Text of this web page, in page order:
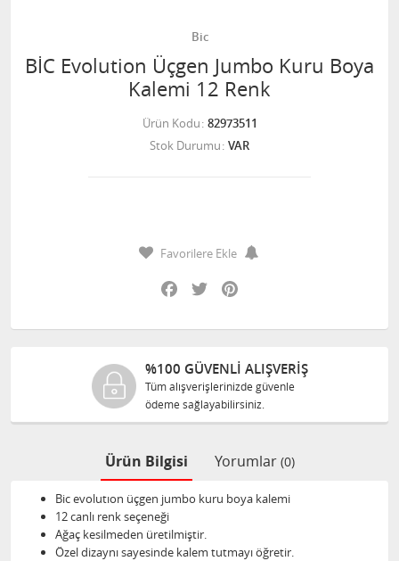
Bic
BİC Evolution Üçgen Jumbo Kuru Boya
Kalemi 12 Renk
Ürün Kodu 82973511
Stok Durumu VAR
Favorilere Ekle
Facebook
Twitter
%100 GÜVENLİ ALIŞVERİŞ
Tüm alışverişlerinizde güvenle
ödeme sağlayabilirsiniz.
Ürün Bilgisi Yorumlar (0)
Bic evolutıon üçgen jumbo kuru boya kalemi
12 canlı renk seçeneği
Ağaç kesilmeden üretilmiştir.
Özel dizaynı sayesinde kalem tutmayı öğretir.